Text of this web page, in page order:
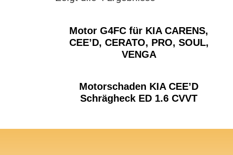
Motor G4FC für KIA CARENS,
CEE’D, CERATO, PRO, SOUL,
VENGA
Motorschaden KIA CEE’D
Schrägheck ED 1.6 CVVT